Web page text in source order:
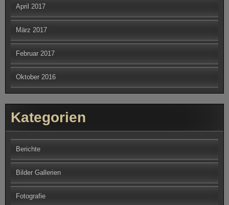
April 2017
März 2017
Februar 2017
Oktober 2016
Kategorien
Berichte
Bilder Gallerien
Fotografie